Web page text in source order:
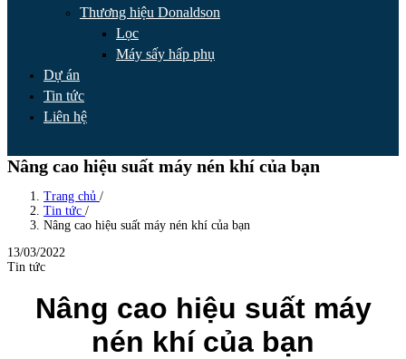
Thương hiệu Donaldson
Lọc
Máy sấy hấp phụ
Dự án
Tin tức
Liên hệ
Nâng cao hiệu suất máy nén khí của bạn
Trang chủ /
Tin tức /
Nâng cao hiệu suất máy nén khí của bạn
13/03/2022
Tin tức
Nâng cao hiệu suất máy
nén khí của bạn